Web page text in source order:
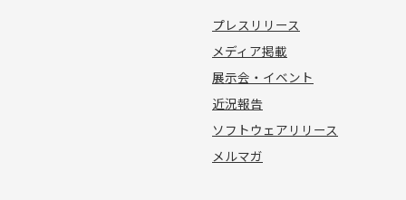
プレスリリース
メディア掲載
展示会・イベント
近況報告
ソフトウェアリリース
メルマガ